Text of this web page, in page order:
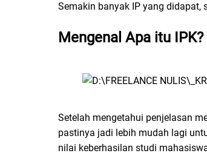
Semakin banyak IP yang didapat,
Mengenal Apa itu IPK?
Setelah mengetahui penjelasan
pastinya jadi lebih mudah lagi
nilai keberhasilan studi